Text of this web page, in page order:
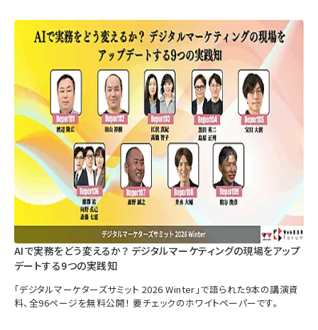
AIで実務をどう変えるか？ デジタルマーケティングの現場をアップ
デートする9つの実践知
「デジタルマーケターズサミット 2026 Winter」で語られた9本の講演資
料、全96ページを無料公開！ 要チェックのホワイトペーパーです。